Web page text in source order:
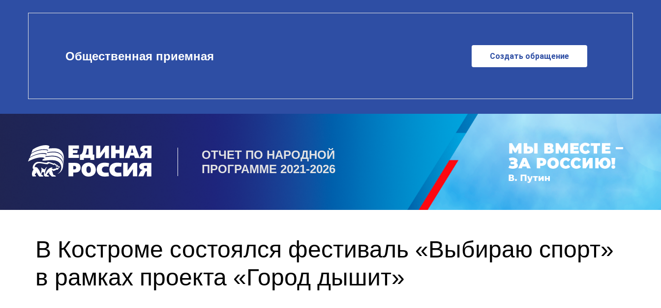
Общественная приемная Создать обращение
ОТЧЕТ ПО НАРОДНОЙ
ПРОГРАММЕ 2021-2026
В Костроме состоялся фестиваль «Выбираю спорт»
в рамках проекта «Город дышит»